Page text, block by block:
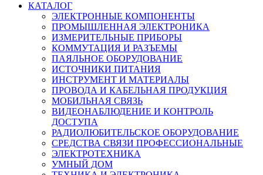
КАТАЛОГ
ЭЛЕКТРОННЫЕ КОМПОНЕНТЫ
ПРОМЫШЛЕННАЯ ЭЛЕКТРОНИКА
ИЗМЕРИТЕЛЬНЫЕ ПРИБОРЫ
КОММУТАЦИЯ И РАЗЪЕМЫ
ПАЯЛЬНОЕ ОБОРУДОВАНИЕ
ИСТОЧНИКИ ПИТАНИЯ
ИНСТРУМЕНТ И МАТЕРИАЛЫ
ПРОВОДА И КАБЕЛЬНАЯ ПРОДУКЦИЯ
МОБИЛЬНАЯ СВЯЗЬ
ВИДЕОНАБЛЮДЕНИЕ И КОНТРОЛЬ
ДОСТУПА
РАДИОЛЮБИТЕЛЬСКОЕ ОБОРУДОВАНИЕ
СРЕДСТВА СВЯЗИ ПРОФЕССИОНАЛЬНЫЕ
ЭЛЕКТРОТЕХНИКА
УМНЫЙ ДОМ